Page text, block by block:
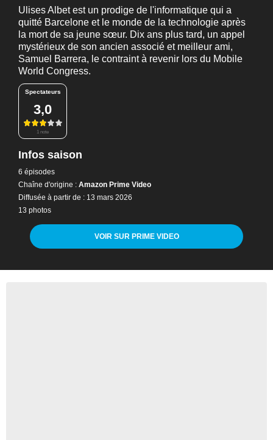
Ulises Albet est un prodige de l'informatique qui a
quitté Barcelone et le monde de la technologie après
la mort de sa jeune sœur. Dix ans plus tard, un appel
mystérieux de son ancien associé et meilleur ami,
Samuel Barrera, le contraint à revenir lors du Mobile
World Congress.
Spectateurs
3,0
1 note
Infos saison
6 épisodes
Chaîne d'origine : Amazon Prime Video
Diffusée à partir de : 13 mars 2026
13 photos
VOIR SUR PRIME VIDEO